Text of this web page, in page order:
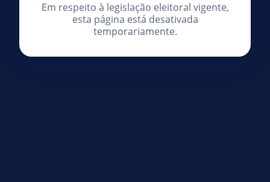
Em respeito à legislação eleitoral vigente,
esta página está desativada
temporariamente.